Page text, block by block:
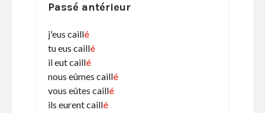
Passé antérieur
j'eus caillé
tu eus caillé
il eut caillé
nous eûmes caillé
vous eûtes caillé
ils eurent caillé